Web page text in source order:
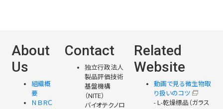
About
Us
組織概
要
ＮＢＲＣ
Contact
独立行政法人
製品評価技術
基盤機構
（NITE）
バイオテクノロ
Related
Website
動画で見る微生物取
り扱いのコツ
- L-乾燥標品（ガラス